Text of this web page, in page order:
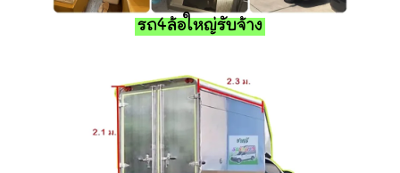
รถ4ล้อใหญ่รับจ้าง